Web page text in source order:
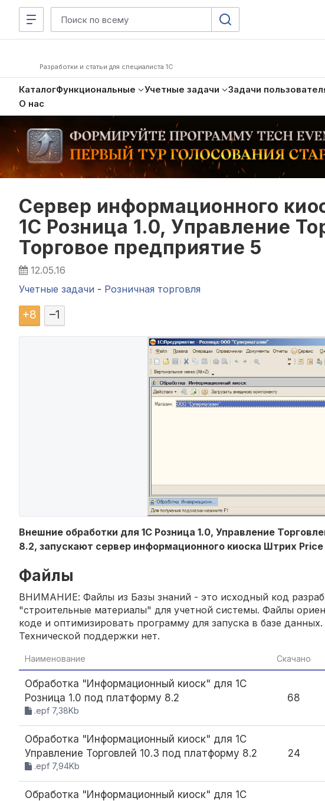
Разработки и статьи для специалиста 1С
КаталогФункциональные Учетные задачи Задачи
О нас
Сервер информационного
1С Розница 1.0, Управление
Торговое предприятие 5
12.05.16
Учетные задачи - Розничная торговля
+8 –1
Внешние обработки для 1С Розница 1.0, Управление
8.2, запускают сервер информационного киоска Штрих
Файлы
ВНИМАНИЕ: Файлы из Базы знаний - это исходный код
"строительные материалы" для учетной системы. Файлы
коде и оптимизировать программу для запуска в базе
Технической поддержки нет.
Наименование Скачано
Обработка "Информационный киоск" для 1С
Розница 1.0 под платформу 8.2
.epf 7,38Kb
68
Обработка "Информационный киоск" для 1С
Управление Торговлей 10.3 под платформу 8.2
.epf 7,94Kb
24
Обработка "Информационный киоск" для 1С